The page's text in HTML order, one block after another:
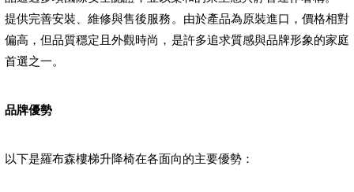
提供完善安裝、維修與售後服務。由於產品為原裝進口，價格相對
偏高，但品質穩定且外觀時尚，是許多追求質感與品牌形象的家庭
首選之一。
品牌優勢
以下是羅布森樓梯升降椅在各面向的主要優勢：